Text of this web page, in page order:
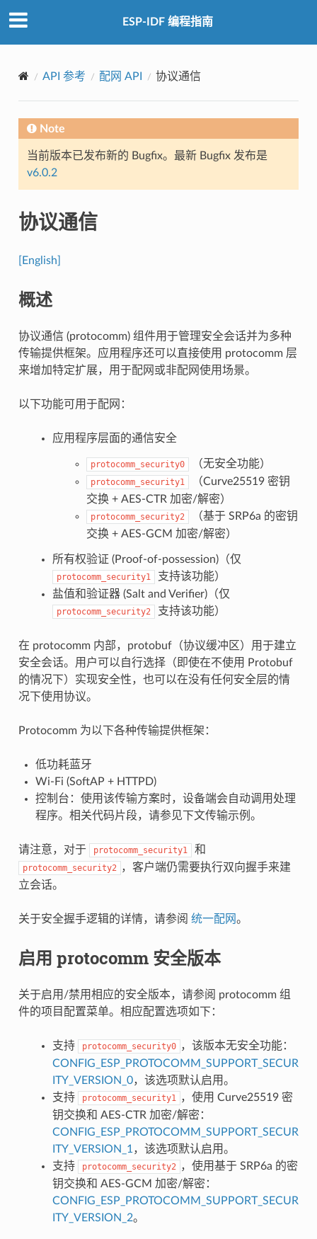
ESP-IDF 编程指南
API 参考 配网 API 协议通信
Note
当前版本已发布新的 Bugfix。最新 Bugfix 发布是
v6.0.2
协议通信
[English]
概述
协议通信 (protocomm) 组件用于管理安全会话并为多种
传输提供框架。应用程序还可以直接使用 protocomm 层
来增加特定扩展，用于配网或非配网使用场景。
以下功能可用于配网：
应用程序层面的通信安全
protocomm_security0 （无安全功能）
protocomm_security1
（Curve25519 密钥
交换 + AES-CTR 加密/解密）
protocomm_security2
（基于 SRP6a 的密钥
交换 + AES-GCM 加密/解密）
所有权验证 (Proof-of-possession)（仅
protocomm_security1
支持该功能）
盐值和验证器 (Salt and Verifier)（仅
protocomm_security2 支持该功能）
在 protocomm 内部，protobuf（协议缓冲区）用于建立
安全会话。用户可以自行选择（即使在不使用 Protobuf
的情况下）实现安全性，也可以在没有任何安全层的情
况下使用协议。
Protocomm 为以下各种传输提供框架：
低功耗蓝牙
Wi-Fi (SoftAP + HTTPD)
控制台：使用该传输方案时，设备端会自动调用处理
程序。相关代码片段，请参见下文传输示例。
请注意，对于 protocomm_security1 和
protocomm_security2 ，客户端仍需要执行双向握手来建
立会话。
关于安全握手逻辑的详情，请参阅 统一配网。
启用 protocomm 安全版本
关于启用/禁用相应的安全版本，请参阅 protocomm 组
件的项目配置菜单。相应配置选项如下：
支持 protocomm_security0 ，该版本无安全功能：
CONFIG_ESP_PROTOCOMM_SUPPORT_SECUR
ITY_VERSION_0，该选项默认启用。
支持
protocomm_security1 ，使用 Curve25519 密
钥交换和 AES-CTR 加密/解密：
CONFIG_ESP_PROTOCOMM_SUPPORT_SECUR
ITY_VERSION_1 ，该选项默认启用。
支持
protocomm_security2 ，使用基于 SRP6a 的密
钥交换和 AES-GCM 加密/解密：
CONFIG_ESP_PROTOCOMM_SUPPORT_SECUR
ITY_VERSION_2。